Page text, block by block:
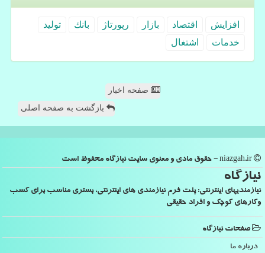
افزایش اقتصاد بازار رپورتاژ بانك
تولید
خدمات
اشتغال
صفحه اخبار
بازگشت به صفحه اصلی
نیازگاه
نیازمندیهای اینترنتی: پلت فرم نیازمندی های اینترنتی، بستری مناسب برای کسب
وکارهای کوچک و افراد حقیقی
صفحات نیازگاه
درباره ما